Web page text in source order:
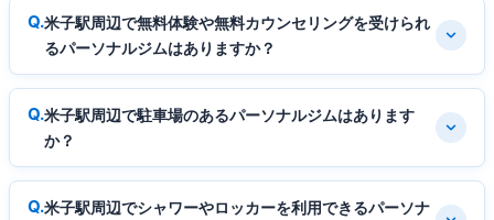
米子駅周辺で無料体験や無料カウンセリングを受けられ
るパーソナルジムはありますか？
米子駅周辺で駐車場のあるパーソナルジムはあります
か？
米子駅周辺でシャワーやロッカーを利用できるパーソナ